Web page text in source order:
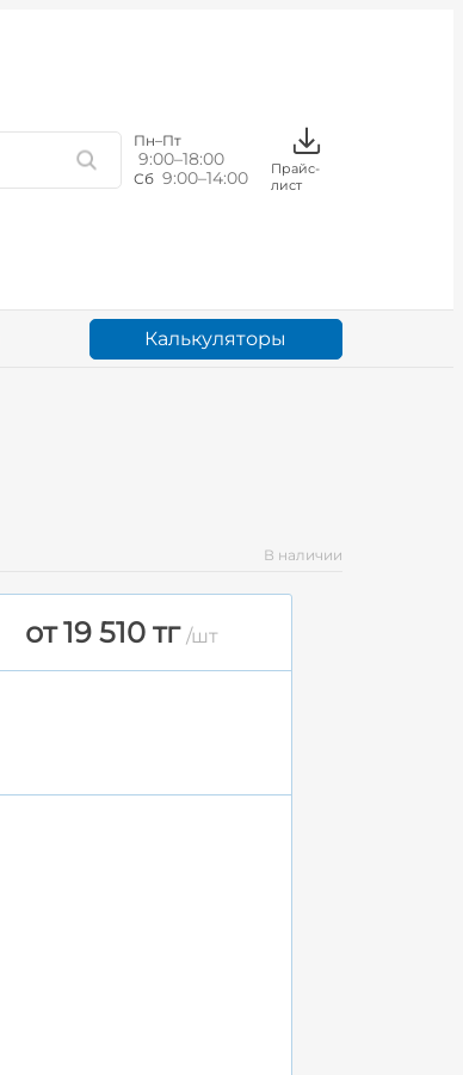
Пн–Пт
9:00–18:00
Сб 9:00–14:00
Прайс-
лист
Калькуляторы
В наличии
от 19 510 тг/шт